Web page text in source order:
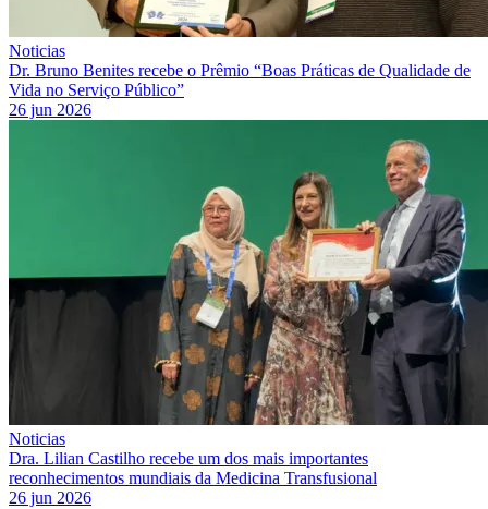
Noticias
Dr. Bruno Benites recebe o Prêmio “Boas Práticas de Qualidade de
Vida no Serviço Público”
26 jun 2026
Noticias
Dra. Lilian Castilho recebe um dos mais importantes
reconhecimentos mundiais da Medicina Transfusional
26 jun 2026